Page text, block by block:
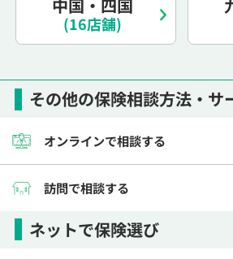
その他の保険相談方法・サ
オンラインで相談する
訪問で相談する
ネットで保険選び
中国・四国
(16店舗)